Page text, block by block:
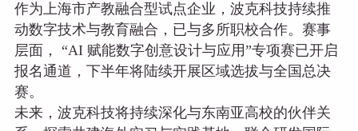
作为上海市产教融合型试点企业，波克科技持续推
动数字技术与教育融合，已与多所职校合作。赛事
层面， “AI 赋能数字创意设计与应用”专项赛已开启
报名通道，下半年将陆续开展区域选拔与全国总决
赛。
未来，波克科技将持续深化与东南亚高校的伙伴关